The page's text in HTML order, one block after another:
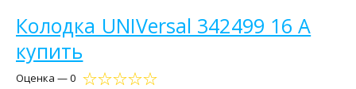
Колодка UNIVersal 342499 16 А
купить
Оценка — 0